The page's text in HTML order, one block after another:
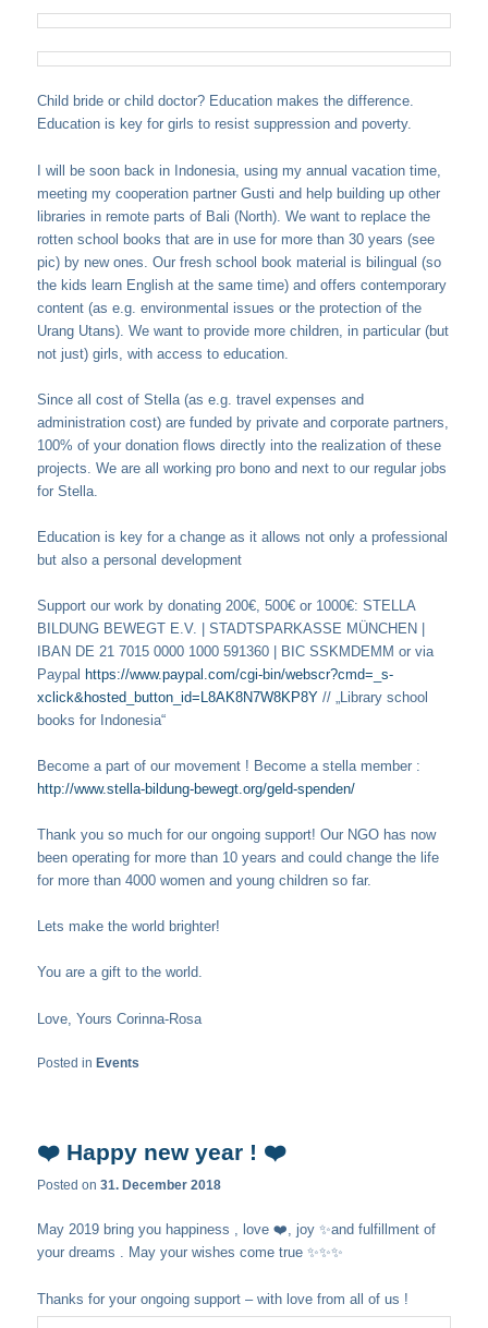
Child bride or child doctor? Education makes the difference.
Education is key for girls to resist suppression and poverty.
I will be soon back in Indonesia, using my annual vacation time,
meeting my cooperation partner Gusti and help building up other
libraries in remote parts of Bali (North). We want to replace the
rotten school books that are in use for more than 30 years (see
pic) by new ones. Our fresh school book material is bilingual (so
the kids learn English at the same time) and offers contemporary
content (as e.g. environmental issues or the protection of the
Urang Utans). We want to provide more children, in particular (but
not just) girls, with access to education.
Since all cost of Stella (as e.g. travel expenses and
administration cost) are funded by private and corporate partners,
100% of your donation flows directly into the realization of these
projects. We are all working pro bono and next to our regular jobs
for Stella.
Education is key for a change as it allows not only a professional
but also a personal development
Support our work by donating 200€, 500€ or 1000€: STELLA
BILDUNG BEWEGT E.V. | STADTSPARKASSE MÜNCHEN |
IBAN DE 21 7015 0000 1000 591360 | BIC SSKMDEMM or via
Paypal https://www.paypal.com/cgi-bin/webscr?cmd=_s-
xclick&hosted_button_id=L8AK8N7W8KP8Y // „Library school
books for Indonesia“
Become a part of our movement ! Become a stella member :
http://www.stella-bildung-bewegt.org/geld-spenden/
Thank you so much for our ongoing support! Our NGO has now
been operating for more than 10 years and could change the life
for more than 4000 women and young children so far.
Lets make the world brighter!
You are a gift to the world.
Love, Yours Corinna-Rosa
Posted in Events
❤️ Happy new year ! ❤️
Posted on31. December 2018
May 2019 bring you happiness , love❤️, joy✨and fulfillment of
your dreams . May your wishes come true✨✨✨
Thanks for your ongoing support – with love from all of us !